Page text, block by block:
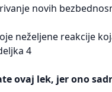
novih
neželjene reakcije
4
ovaj lek, jer ono